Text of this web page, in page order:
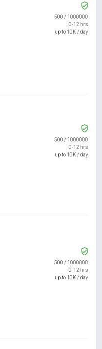
500 / 1000000
0-12 hrs
up to 10K / day
500 / 1000000
0-12 hrs
up to 10K / day
500 / 1000000
0-12 hrs
up to 10K / day